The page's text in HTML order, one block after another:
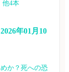
他4本
年01月10
か？死への恐